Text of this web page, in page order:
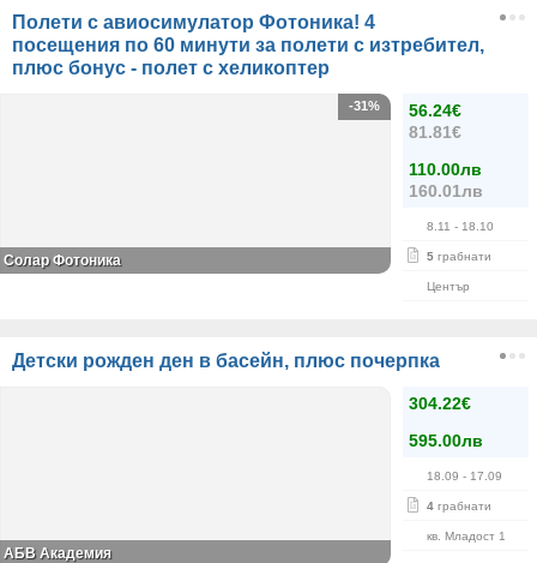
Полети с авиосимулатор Фотоника! 4
посещения по 60 минути за полети с изтребител,
плюс бонус - полет с хеликоптер
56.24€
81.81€
110.00лв
160.01лв
8.11 - 18.10
5 грабнати
Център
-31%
Солар Фотоника
Детски рожден ден в басейн, плюс почерпка
304.22€
595.00лв
18.09 - 17.09
4 грабнати
кв. Младост 1
АБВ Академия